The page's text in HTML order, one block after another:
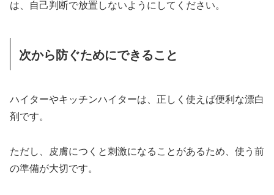
は、自己判断で放置しないようにしてください。
次から防ぐためにできること
ハイターやキッチンハイターは、正しく使えば便利な漂白
剤です。
ただし、皮膚につくと刺激になることがあるため、使う前
の準備が大切です。